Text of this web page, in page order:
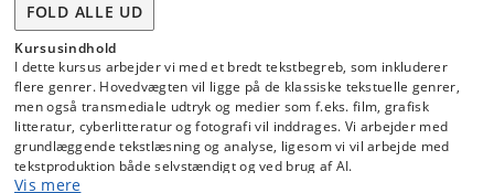
FOLD ALLE UD
Kursusindhold
I dette kursus arbejder vi med et bredt tekstbegreb, som inkluderer
flere genrer. Hovedvægten vil ligge på de klassiske tekstuelle genrer,
men også transmediale udtryk og medier som f.eks. film, grafisk
litteratur, cyberlitteratur og fotografi vil inddrages. Vi arbejder med
grundlæggende tekstlæsning og analyse, ligesom vi vil arbejde med
tekstproduktion både selvstændigt og ved brug af AI.
Vis mere